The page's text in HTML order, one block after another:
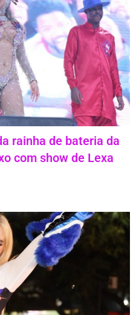
rainha de bateria da
com show de Lexa